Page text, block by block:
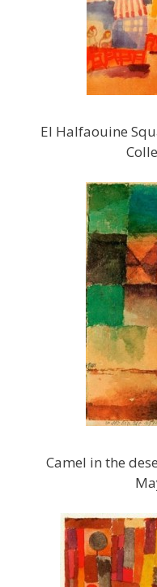
El Halfaouine
Camel in the